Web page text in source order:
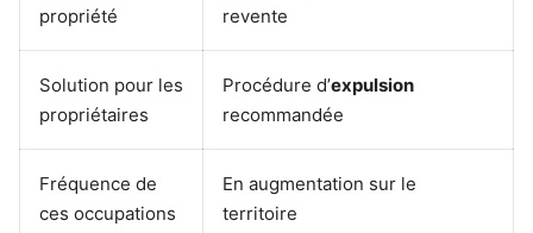
propriété
revente
Solution pour les
propriétaires
Procédure d’expulsion
recommandée
Fréquence de
ces occupations
En augmentation sur le
territoire